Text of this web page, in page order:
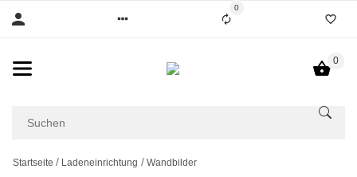
0
0
Startseite Ladeneinrichtung Wandbilder